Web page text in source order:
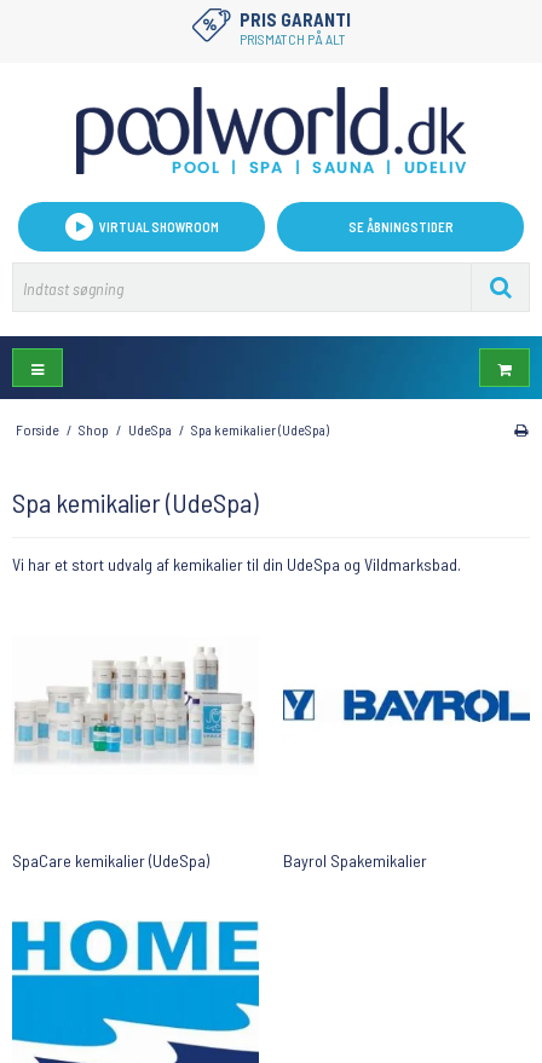
PRIS GARANTI
PRISMATCH PÅ ALT
VIRTUAL SHOWROOM SE ÅBNINGSTIDER
Forside / Shop / UdeSpa / Spa kemikalier (UdeSpa)
Spa kemikalier (UdeSpa)
Vi har et stort udvalg af kemikalier til din UdeSpa og Vildmarksbad.
SpaCare kemikalier (UdeSpa) Bayrol Spakemikalier